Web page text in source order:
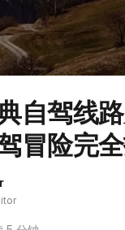
自驾线
冒险完